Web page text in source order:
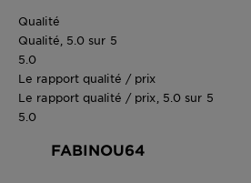
Qualité
Qualité, 5.0 sur 5
5.0
Le rapport qualité / prix
Le rapport qualité / prix, 5.0 sur 5
5.0
FABINOU64